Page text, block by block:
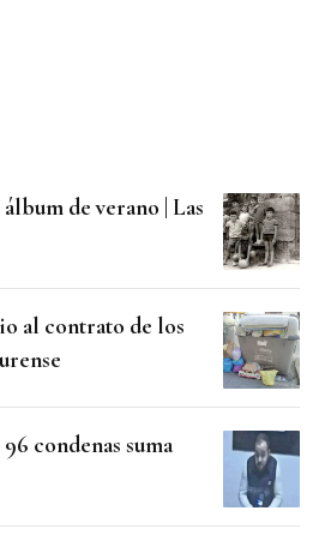
de verano | Las
al contrato de los
condenas suma